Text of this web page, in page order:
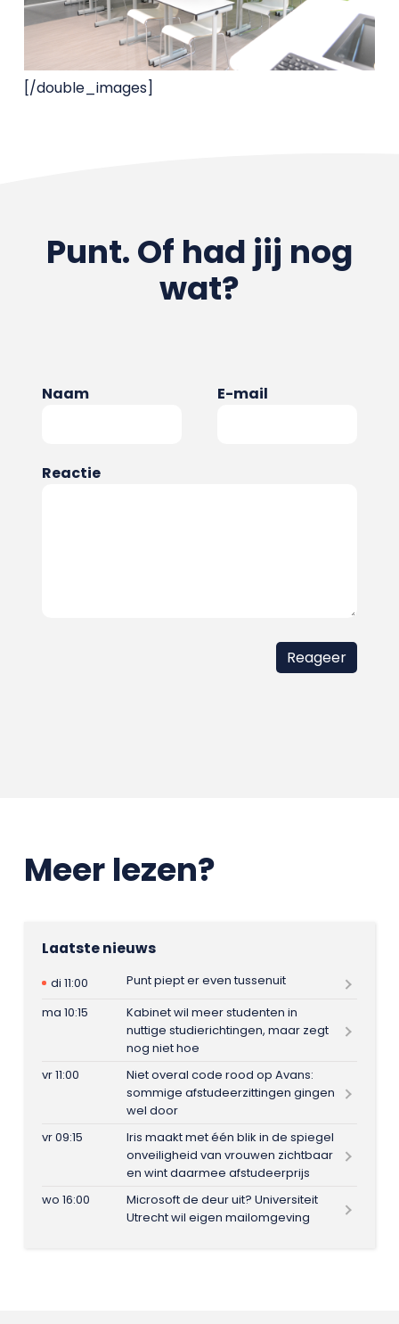
[/double_images]
Punt. Of had jij nog
wat?
Naam E-mail
Reactie
Meer lezen?
Laatste nieuws
di 11:00
Punt piept er even tussenuit
ma 10:15
Kabinet wil meer studenten in
nuttige studierichtingen, maar zegt
nog niet hoe
vr 11:00
Niet overal code rood op Avans:
sommige afstudeerzittingen gingen
wel door
vr 09:15
Iris maakt met één blik in de spiegel
onveiligheid van vrouwen zichtbaar
en wint daarmee afstudeerprijs
wo 16:00
Microsoft de deur uit? Universiteit
Utrecht wil eigen mailomgeving